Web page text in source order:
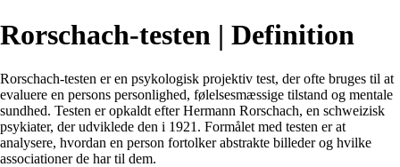
Rorschach-testen | Definition
Rorschach-testen er en psykologisk projektiv test, der ofte bruges til at
evaluere en persons personlighed, følelsesmæssige tilstand og mentale
sundhed. Testen er opkaldt efter Hermann Rorschach, en schweizisk
psykiater, der udviklede den i 1921. Formålet med testen er at
analysere, hvordan en person fortolker abstrakte billeder og hvilke
associationer de har til dem.